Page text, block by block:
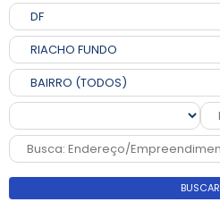
BUSCAR